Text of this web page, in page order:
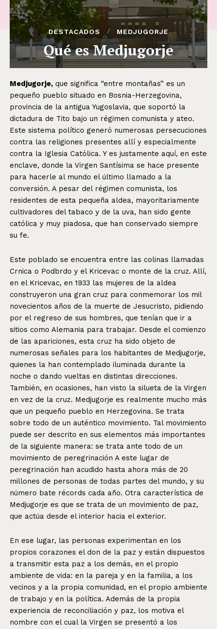
DESTACADOS MEDJUGORJE
Qué es Medjugorje
Medjugorje, que significa “entre montañas” es un
pequeño pueblo situado en Bosnia-Herzegovina,
provincia de la antigua Yugoslavia, que soportó la
dictadura de Tito bajo un régimen comunista y ateo.
Este sistema político generó numerosas persecuciones
contra las religiones presentes allí y especialmente
contra la Iglesia Católica. Y es justamente aquí, en este
enclave, donde la Virgen Santísima se hace presente
para hacerle al mundo el último llamado a la
conversión. A pesar del régimen comunista, los
residentes de esta pequeña aldea, mayoritariamente
cultivadores del tabaco y de la uva, han sido gente
católica y muy piadosa, que han conservado siempre
su fe.
Este poblado se encuentra entre las colinas llamadas
Crnica o Podbrdo y el Kricevac o monte de la cruz. Allí,
en el Kricevac, en 1933 las mujeres de la aldea
construyeron una gran cruz para conmemorar los mil
novecientos años de la muerte de Jesucristo, pidiendo
por el regreso de sus hombres, que tenían que ir a
sitios como Alemania para trabajar. Desde el comienzo
de las apariciones, esta cruz ha sido objeto de
numerosas señales para los habitantes de Medjugorje,
quienes la han contemplado iluminada durante la
noche o dando vueltas en distintas direcciones.
También, en ocasiones, han visto la silueta de la Virgen
en vez de la cruz. Medjugorje es realmente mucho más
que un pequeño pueblo en Herzegovina. Se trata
sobre todo de un auténtico movimiento. Tal movimiento
puede ser descrito en sus elementos más importantes
de la siguiente manera: se trata ante todo de un
movimiento de peregrinación A este lugar de
peregrinación han acudido hasta ahora más de 20
millones de personas de todas partes del mundo, y su
número bate récords cada año. Otra característica de
Medjugorje es que se trata de un movimiento de paz,
que actúa desde el interior hacia el exterior.
En ese lugar, las personas experimentan en los
propios corazones el don de la paz y están dispuestos
a transmitir esta paz a los demás, en el propio
ambiente de vida: en la pareja y en la familia, a los
vecinos y a la propia comunidad, en el propio ambiente
de trabajo y en la política. Además de la propia
experiencia de reconciliación y paz, los motiva el
nombre con el cual la Virgen se presentó a los